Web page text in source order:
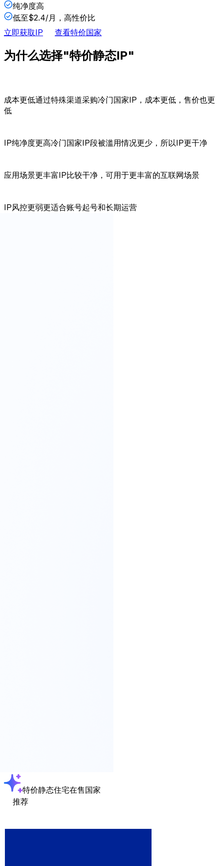
纯净度高
低至$2.4/月，高性价比
立即获取IP
查看特价国家
为什么选择"特价静态IP"
成本更低通过特殊渠道采购冷门国家IP，成本更低，售价也更
低
IP纯净度更高冷门国家IP段被滥用情况更少，所以IP更干净
应用场景更丰富IP比较干净，可用于更丰富的互联网场景
IP风控更弱更适合账号起号和长期运营
特价静态住宅在售国家
推荐